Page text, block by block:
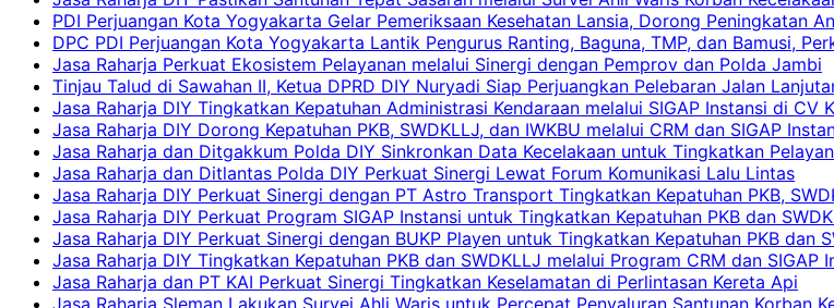
PDI Perjuangan Kota Yogyakarta Gelar Pemeriksaan Kesehatan Lansia, Dorong Peningkatan
DPC PDI Perjuangan Kota Yogyakarta Lantik Pengurus Ranting, Baguna, TMP, dan Bamusi,
Jasa Raharja Perkuat Ekosistem Pelayanan melalui Sinergi dengan Pemprov dan Polda Jambi
Tinjau Talud di Sawahan II, Ketua DPRD DIY Nuryadi Siap Perjuangkan Pelebaran Jalan
Jasa Raharja DIY Tingkatkan Kepatuhan Administrasi Kendaraan melalui SIGAP Instansi di CV
Jasa Raharja DIY Dorong Kepatuhan PKB, SWDKLLJ, dan IWKBU melalui CRM dan SIGAP
Jasa Raharja dan Ditgakkum Polda DIY Sinkronkan Data Kecelakaan untuk Tingkatkan
Jasa Raharja dan Ditlantas Polda DIY Perkuat Sinergi Lewat Forum Komunikasi Lalu Lintas
Jasa Raharja DIY Perkuat Sinergi dengan PT Astro Transport Tingkatkan Kepatuhan PKB,
Jasa Raharja DIY Perkuat Program SIGAP Instansi untuk Tingkatkan Kepatuhan PKB dan
Jasa Raharja DIY Perkuat Sinergi dengan BUKP Playen untuk Tingkatkan Kepatuhan PKB dan
Jasa Raharja DIY Tingkatkan Kepatuhan PKB dan SWDKLLJ melalui Program CRM dan SIGAP
Jasa Raharja dan PT KAI Perkuat Sinergi Tingkatkan Keselamatan di Perlintasan Kereta Api
Jasa Raharja Sleman Lakukan Survei Ahli Waris untuk Percepat Penyaluran Santunan Korban